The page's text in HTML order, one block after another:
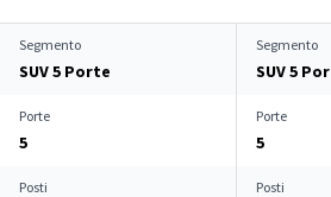
Segmento
SUV 5 Porte
Segmento
SUV 5
Porte
5
Porte
5
Posti Posti